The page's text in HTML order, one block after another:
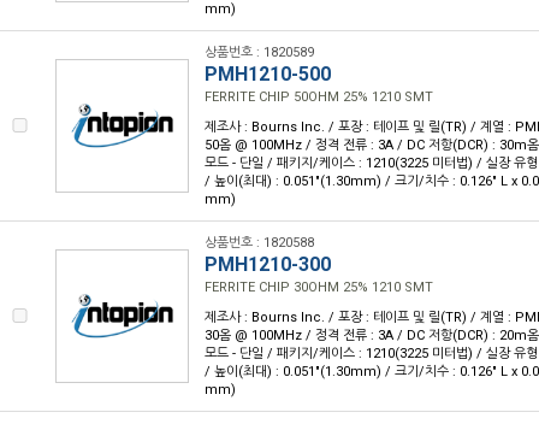
mm)
상품번호 : 1820589
PMH1210-500
FERRITE CHIP 50OHM 25% 1210 SMT
제조사 : Bourns Inc. / 포장 : 테이프 및 릴(TR) / 계열 :
50옴 @ 100MHz / 정격 전류 : 3A / DC 저항(DCR) : 30m
모드 - 단일 / 패키지/케이스 : 1210(3225 미터법) / 실장 유
/ 높이(최대) : 0.051"(1.30mm) / 크기/치수 : 0.126" L x
mm)
상품번호 : 1820588
PMH1210-300
FERRITE CHIP 30OHM 25% 1210 SMT
제조사 : Bourns Inc. / 포장 : 테이프 및 릴(TR) / 계열 :
30옴 @ 100MHz / 정격 전류 : 3A / DC 저항(DCR) : 20m
모드 - 단일 / 패키지/케이스 : 1210(3225 미터법) / 실장 유
/ 높이(최대) : 0.051"(1.30mm) / 크기/치수 : 0.126" L x
mm)